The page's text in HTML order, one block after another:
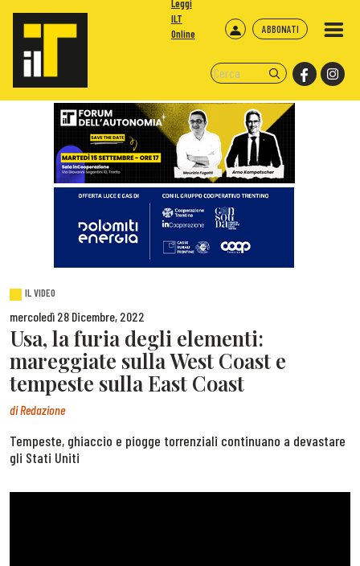
ABBONATI
Leggi
ILT
Online
IL VIDEO
mercoledì 28 Dicembre, 2022
Usa, la furia degli elementi:
mareggiate sulla West Coast e
tempeste sulla East Coast
diRedazione
Tempeste, ghiaccio e piogge torrenziali continuano a devastare
gli Stati Uniti